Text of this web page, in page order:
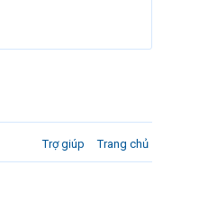
Trợ giúp Trang chủ